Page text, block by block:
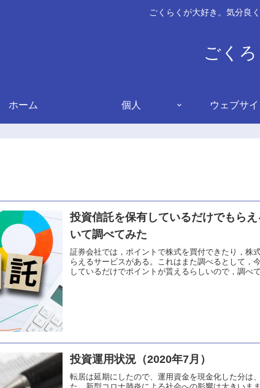
ごくらくが大好き。気分良
ごくろ
ホーム 個人 ウェブサイ
投資信託を保有しているだけでもら
いて調べてみた
証券会社では，ポイントで株式を買付できたり，株
らえるサービスがある。これはまた調べるとして，
しているだけでポイントが貰えるらしいので，調べて
投資運用状況（2020年7月）
転居は延期にしたので、運用資金を現金化した分は